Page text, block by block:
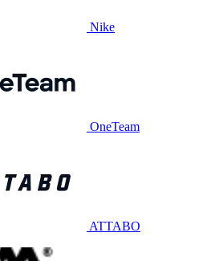
Nike
OneTeam
ATTABO